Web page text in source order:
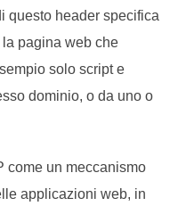
questo header specifica
pagina web che
solo script e
dominio, o da uno o
come un meccanismo
applicazioni web, in